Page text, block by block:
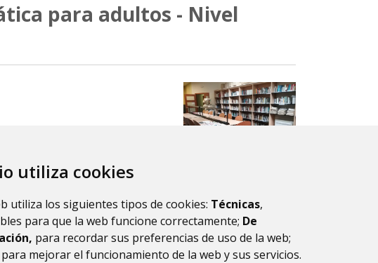
utiliza cookies
utiliza los siguientes tipos de cookies: Técnicas,
para que la web funcione correctamente; De
para recordar sus preferencias de uso de la web;
para mejorar el funcionamiento de la web y sus servicios.
para adultos - Nivel
informática
CPEPA Somontano